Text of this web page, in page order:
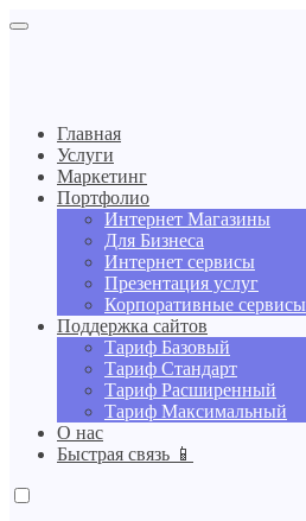
Главная
Услуги
Маркетинг
Портфолио
Интернет Магазины
Для Бизнеса
Интернет сервисы
Презентация услуг
Корпоративные сервисы
Поддержка сайтов
Тариф Базовый
Тариф Стандарт
Тариф Расширенный
Тариф Максимальный
О нас
Быстрая связь 📱